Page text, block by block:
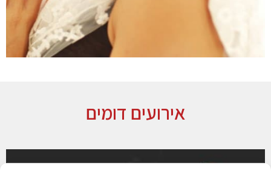
אירועים דומים